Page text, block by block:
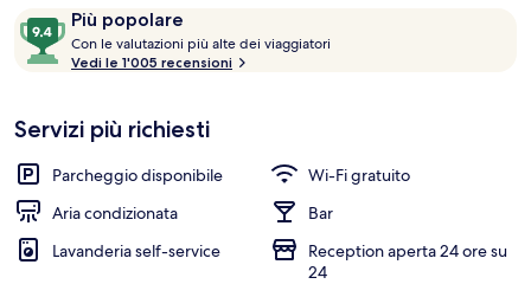
CHF 116
RecensioniPiù popolare
9.4
su
10,
popolare
Con le valutazioni più alte dei viaggiatori
u
Vedi le 1'005 recensioni
Servizi più richiesti
Parcheggio disponibile
Wi-Fi gratuito
Aria condizionata
Bar
Lavanderia self-service
Reception aperta 24 ore su
24